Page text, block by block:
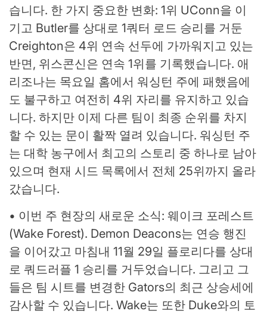
습니다. 한 가지 중요한 변화: 1위 UConn을 이
기고 Butler를 상대로 1쿼터 로드 승리를 거둔
Creighton은 4위 연속 선두에 가까워지고 있는
반면, 위스콘신은 연속 1위를 기록했습니다. 애
리조나는 목요일 홈에서 워싱턴 주에 패했음에
도 불구하고 여전히 4위 자리를 유지하고 있습
니다. 하지만 이제 다른 팀이 최종 순위를 차지
할 수 있는 문이 활짝 열려 있습니다. 워싱턴 주
는 대학 농구에서 최고의 스토리 중 하나로 남아
있으며 현재 시드 목록에서 전체 25위까지 올라
갔습니다.
• 이번 주 현장의 새로운 소식: 웨이크 포레스트
(Wake Forest). Demon Deacons는 연승 행진
을 이어갔고 마침내 11월 29일 플로리다를 상대
로 쿼드러플 1 승리를 거두었습니다. 그리고 그
들은 팀 시트를 변경한 Gators의 최근 상승세에
감사할 수 있습니다. Wake는 또한 Duke와의 토